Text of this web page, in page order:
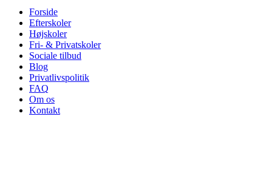
Forside
Efterskoler
Højskoler
Fri- & Privatskoler
Sociale tilbud
Blog
Privatlivspolitik
FAQ
Om os
Kontakt